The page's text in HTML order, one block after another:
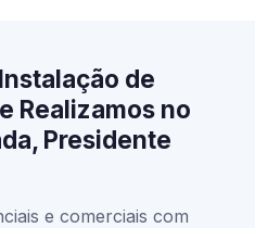
de
Realizamos no
Presidente
e comerciais com